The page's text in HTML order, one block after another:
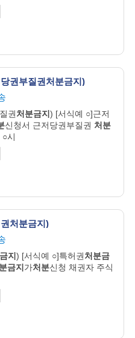
권부질권처분금지)
권처분금지) [서식예 ○]근저
신청서 근저당권부질권 처분
시
처분금지)
지) [서식예 ○]특허권처분금
금지가처분신청 채권자 주식